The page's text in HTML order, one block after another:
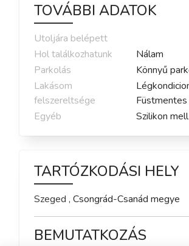
TOVÁBBI ADATOK
Utoljára belépett
Hol találkozhatunk
Nálam
Parkolás
Könnyű
Lakásom
felszereltsége
Füstmentes
Egyéb
Szilikon mell
TARTÓZKODÁSI HELY
Szeged , Csongrád-Csanád megye
BEMUTATKOZÁS